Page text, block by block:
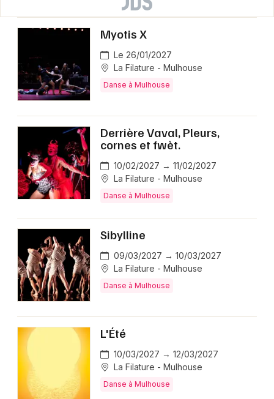
Myotis X
Le 26/01/2027
La Filature - Mulhouse
Danse à Mulhouse
Derrière Vaval, Pleurs,
cornes et fwèt.
10/02/2027 → 11/02/2027
La Filature - Mulhouse
Danse à Mulhouse
Sibylline
09/03/2027 → 10/03/2027
La Filature - Mulhouse
Danse à Mulhouse
L'Été
10/03/2027 → 12/03/2027
La Filature - Mulhouse
Danse à Mulhouse